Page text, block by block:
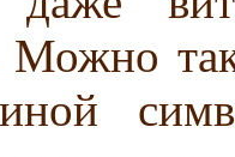
Можно